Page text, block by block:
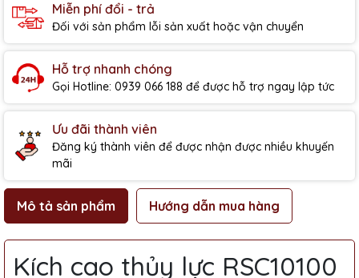
Miễn phí đổi - trả
Đối với sản phẩm lỗi sản xuất hoặc vận chuyển
Hỗ trợ nhanh chóng
Gọi Hotline: 0939 066 188 để được hỗ trợ ngay lập tức
Ưu đãi thành viên
Đăng ký thành viên để được nhận được nhiều khuyến
mãi
Mô tả sản phẩm Hướng dẫn mua hàng
Kích cao thủy lực RSC10100